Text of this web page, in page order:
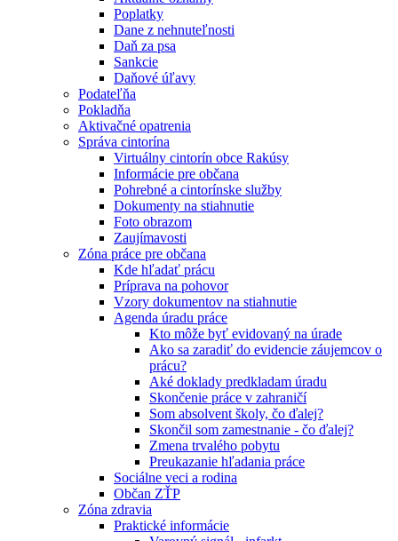
Poplatky
Dane z nehnuteľnosti
Daň za psa
Sankcie
Daňové úľavy
Podateľňa
Pokladňa
Aktivačné opatrenia
Správa cintorína
Virtuálny cintorín obce Rakúsy
Informácie pre občana
Pohrebné a cintorínske služby
Dokumenty na stiahnutie
Foto obrazom
Zaujímavosti
Zóna práce pre občana
Kde hľadať prácu
Príprava na pohovor
Vzory dokumentov na stiahnutie
Agenda úradu práce
Kto môže byť evidovaný na úrade
Ako sa zaradiť do evidencie záujemcov o
prácu?
Aké doklady predkladam úradu
Skončenie práce v zahraničí
Som absolvent školy, čo ďalej?
Skončil som zamestnanie - čo ďalej?
Zmena trvalého pobytu
Preukazanie hľadania práce
Sociálne veci a rodina
Občan ZŤP
Zóna zdravia
Praktické informácie